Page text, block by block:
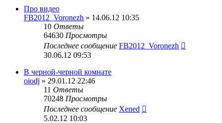
Про видео
FB2012_Voronezh » 14.06.12 10:35
10 Ответы
64630 Просмотры
Последнее сообщение FB2012_Voronezh
30.06.12 09:53
В черной-черной комнате
oiodj » 29.01.12 22:46
11 Ответы
70248 Просмотры
Последнее сообщение Xened
5.02.12 10:03